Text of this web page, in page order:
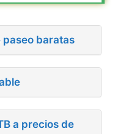
baratas
a precios de